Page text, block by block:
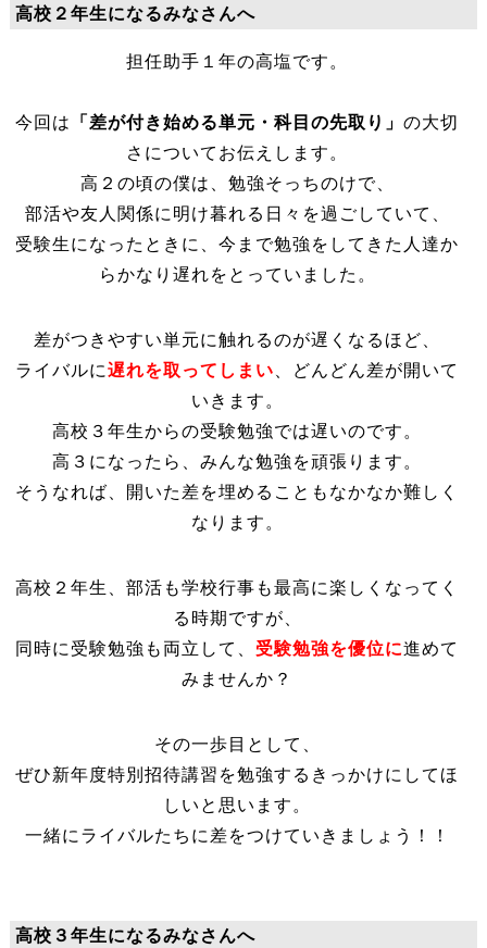
高校２年生になるみなさんへ
今回は 「差が付き始める単元・科目の先取り」の大切
さについてお伝えします。
高２の頃の僕は、勉強そっちのけで、
部活や友人関係に明け暮れる日々を過ごしていて、
受験生になったときに、今まで勉強をしてきた人達か
らかなり遅れをとっていました。
差がつきやすい単元に触れるのが遅くなるほど、
ライバルに遅れを取ってしまい 、どんどん差が開いて
いきます。
高校３年生からの受験勉強では遅いのです。
高３になったら、みんな勉強を頑張ります。
そうなれば、開いた差を埋めることもなかなか難しく
なります。
高校２年生、部活も学校行事も最高に楽しくなってく
る時期ですが、
同時に受験勉強も両立して、 受験勉強を優位に進めて
みませんか？
その一歩目として、
ぜひ新年度特別招待講習を勉強するきっかけにしてほ
しいと思います。
一緒にライバルたちに差をつけていきましょう！！
高校３年生になるみなさんへ